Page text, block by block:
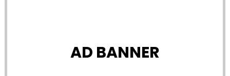
AD BANNER